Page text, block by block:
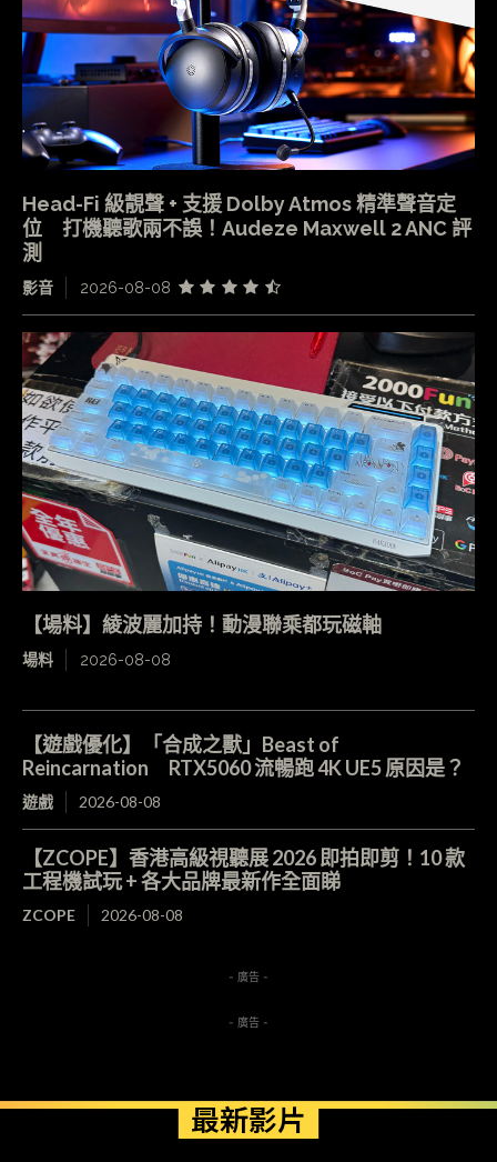
Head-Fi 級靚聲 + 支援 Dolby Atmos 精準聲音定
位 打機聽歌兩不誤！Audeze Maxwell 2 ANC 評
測
影音 2026-08-08
【場料】綾波麗加持！動漫聯乘都玩磁軸
場料 2026-08-08
【遊戲優化】「合成之獸」Beast of
Reincarnation RTX5060 流暢跑 4K UE5 原因是？
遊戲 2026-08-08
【ZCOPE】香港高級視聽展 2026 即拍即剪！10 款
工程機試玩 + 各大品牌最新作全面睇
ZCOPE 2026-08-08
- 廣告 -
- 廣告 -
最新影片